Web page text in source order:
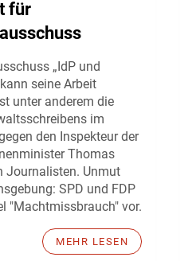
für
„IdP und
seine Arbeit
unter anderem die
im
den Inspekteur der
Thomas
Journalisten. Unmut
SPD und FDP
"Machtmissbrauch" vor.
MEHR LESEN